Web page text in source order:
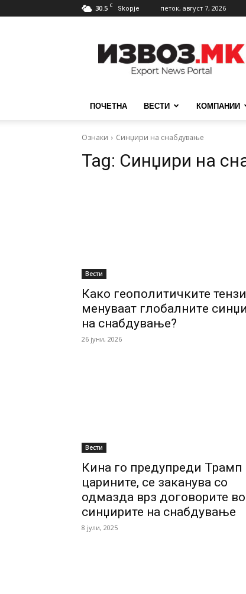
30.5 C Skopje петок, август 7, 2026
ПОЧЕТНА ВЕСТИ КОМПАНИИ
Ознаки Синџири на снабдување
Tag: Синџири на
Вести
Како геополитичките
менуваат глобалнитe
на снабдување?
26 јуни, 2026
Вести
Кина го предупреди Трамп
царините, се заканува со
одмазда врз договорите во
синџирите на снабдување
8 јули, 2025